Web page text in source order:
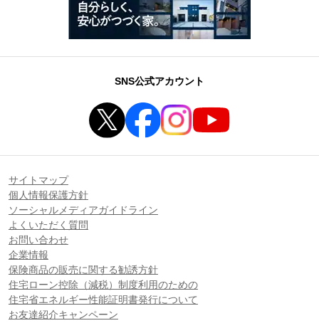
SNS公式アカウント
サイトマップ
個人情報保護方針
ソーシャルメディアガイドライン
よくいただく質問
お問い合わせ
企業情報
保険商品の販売に関する勧誘方針
住宅ローン控除（減税）制度利用のための
住宅省エネルギー性能証明書発行について
お友達紹介キャンペーン